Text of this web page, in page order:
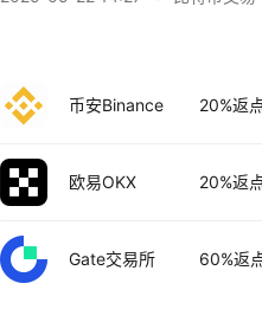
币安Binance 20%返
欧易OKX 20%返
Gate交易所 60%返